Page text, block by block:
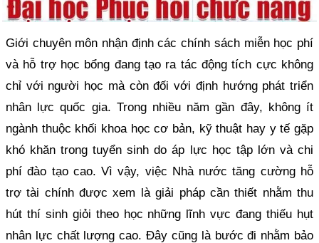
Giới chuyên môn nhận định các chính sách miễn học phí
và hỗ trợ học bổng đang tạo ra tác động tích cực không
chỉ với người học mà còn đối với định hướng phát triển
nhân lực quốc gia. Trong nhiều năm gần đây, không ít
ngành thuộc khối khoa học cơ bản, kỹ thuật hay y tế gặp
khó khăn trong tuyển sinh do áp lực học tập lớn và chi
phí đào tạo cao. Vì vậy, việc Nhà nước tăng cường hỗ
trợ tài chính được xem là giải pháp cần thiết nhằm thu
hút thí sinh giỏi theo học những lĩnh vực đang thiếu hụt
nhân lực chất lượng cao. Đây cũng là bước đi nhằm bảo